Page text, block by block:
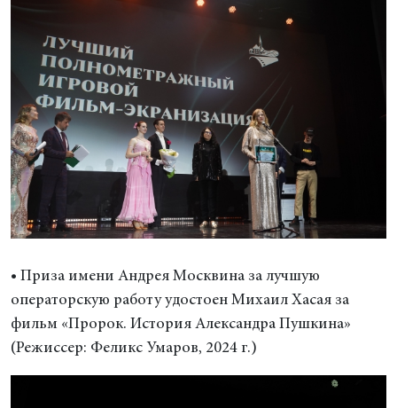
• Приза имени Андрея Москвина за лучшую
операторскую работу удостоен Михаил Хасая за
фильм «Пророк. История Александра Пушкина»
(Режиссер: Феликс Умаров, 2024 г.)